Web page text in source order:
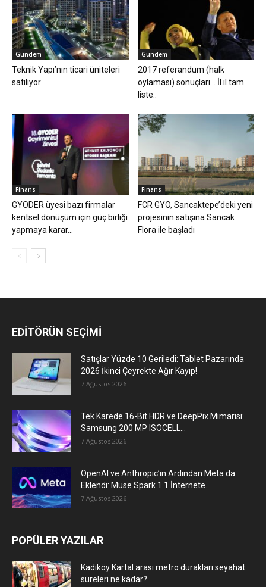
Gündem
Teknik Yapı’nın ticari üniteleri
satılıyor
Gündem
2017 referandum (halk
oylaması) sonuçları… İl il tam
liste..
Finans
GYODER üyesi bazı firmalar
kentsel dönüşüm için güç birliği
yapmaya karar...
Finans
FCR GYO, Sancaktepe’deki yeni
projesinin satışına Sancak
Flora ile başladı
EDİTÖRÜN SEÇİMİ
Satışlar Yüzde 10 Geriledi: Tablet Pazarında
2026 İkinci Çeyrekte Ağır Kayıp!
7 Ağustos 2026
Tek Karede 16-Bit HDR ve DeepPix Mimarisi:
Samsung 200 MP ISOCELL...
7 Ağustos 2026
OpenAI ve Anthropic’in Ardından Meta da
Eklendi: Muse Spark 1.1 İnternete...
7 Ağustos 2026
POPÜLER YAZILAR
Kadıköy Kartal arası metro durakları seyahat
süreleri ne kadar?